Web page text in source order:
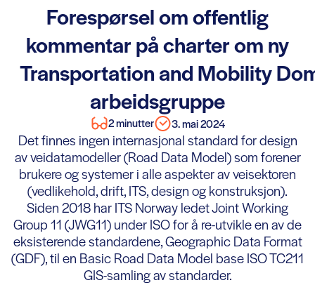
Forespørsel om offentlig
kommentar på charter om ny
Transportation and Mobility
arbeidsgruppe
2 minutter 3. mai 2024
Det finnes ingen internasjonal standard for design
av veidatamodeller (Road Data Model) som forener
brukere og systemer i alle aspekter av veisektoren
(vedlikehold, drift, ITS, design og konstruksjon).
Siden 2018 har ITS Norway ledet Joint Working
Group 11 (JWG11) under ISO for å re-utvikle en av de
eksisterende standardene, Geographic Data Format
(GDF), til en Basic Road Data Model base ISO TC211
GIS-samling av standarder.